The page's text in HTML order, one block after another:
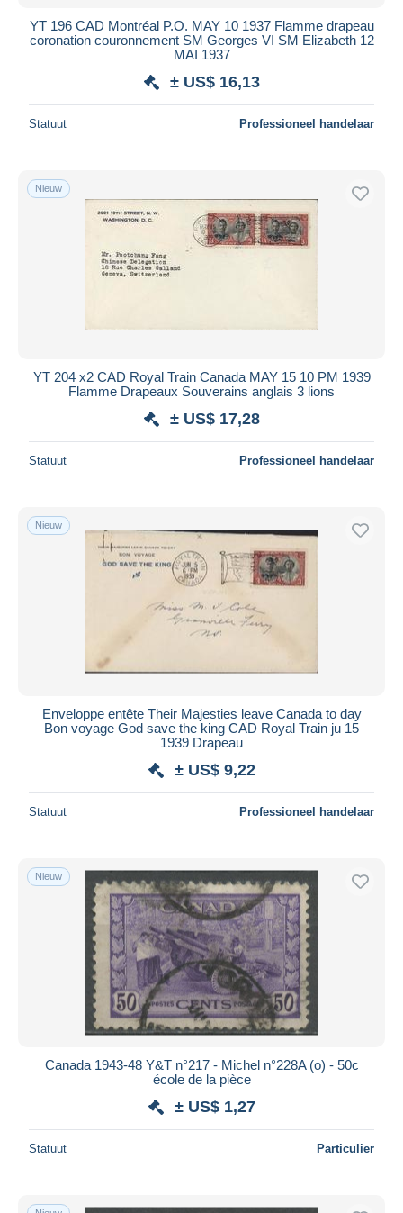
YT 196 CAD Montréal P.O. MAY 10 1937 Flamme drapeau
coronation couronnement SM Georges VI SM Elizabeth 12
MAI 1937
± US$ 16,13
Statuut Professioneel handelaar
Nieuw
YT 204 x2 CAD Royal Train Canada MAY 15 10 PM 1939
Flamme Drapeaux Souverains anglais 3 lions
± US$ 17,28
Statuut Professioneel handelaar
Nieuw
Enveloppe entête Their Majesties leave Canada to day
Bon voyage God save the king CAD Royal Train ju 15
1939 Drapeau
± US$ 9,22
Statuut Professioneel handelaar
Nieuw
Canada 1943-48 Y&T n°217 - Michel n°228A (o) - 50c
école de la pièce
± US$ 1,27
Statuut Particulier